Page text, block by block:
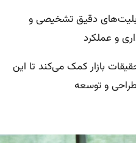
دقیق تشخیصی و
و عملکرد
بازار کمک می‌کند تا این
و توسعه